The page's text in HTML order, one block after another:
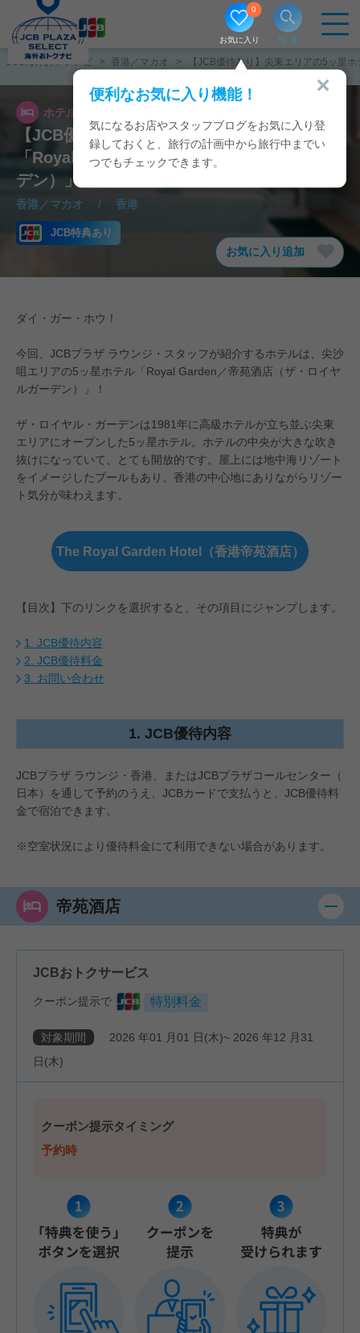
お気に入り
0
便利なお気に入り機能！
気になるお店やスタッフブログをお気に入り登
録しておくと、旅行の計画中から旅行中までい
つでもチェックできます。
検索
#JCBプラザ #アフタヌーンティー
JCB海外おトクナビ 香港／マカオ 【JCB優待あり】尖東エリアの5ッ星
ホテル/宿泊施設
【JCB優待あり】尖東エリアの5ッ星ホテル
「Royal Garden／帝苑酒店（ロイヤルガー
デン）」
香港／マカオ / 香港
JCB特典あり
お気に入り追加
ダイ・ガー・ホウ！
今回、JCBプラザ ラウンジ・スタッフが紹介するホテルは、尖沙
咀エリアの5ッ星ホテル「Royal Garden／帝苑酒店（ザ・ロイヤ
ルガーデン）」！
ザ・ロイヤル・ガーデンは1981年に高級ホテルが立ち並ぶ尖東
エリアにオープンした5ッ星ホテル。ホテルの中央が大きな吹き
抜けになっていて、とても開放的です。屋上には地中海リゾート
をイメージしたプールもあり、香港の中心地にありながらリゾー
ト気分が味わえます。
The Royal Garden Hotel（香港帝苑酒店）
【目次】下のリンクを選択すると、その項目にジャンプします。
1. JCB優待内容
2. JCB優待料金
3. お問い合わせ
1. JCB優待内容
JCBプラザ ラウンジ・香港、またはJCBプラザコールセンター（
日本）を通して予約のうえ、JCBカードで支払うと、JCB優待料
金で宿泊できます。
※空室状況により優待料金にて利用できない場合があります。
帝苑酒店
JCBおトクサービス
クーポン提示で 特別料金
対象期間 2026 年01 月 01 日(木)~ 2026 年12 月 31
日(木)
クーポン提示タイミング
予約時